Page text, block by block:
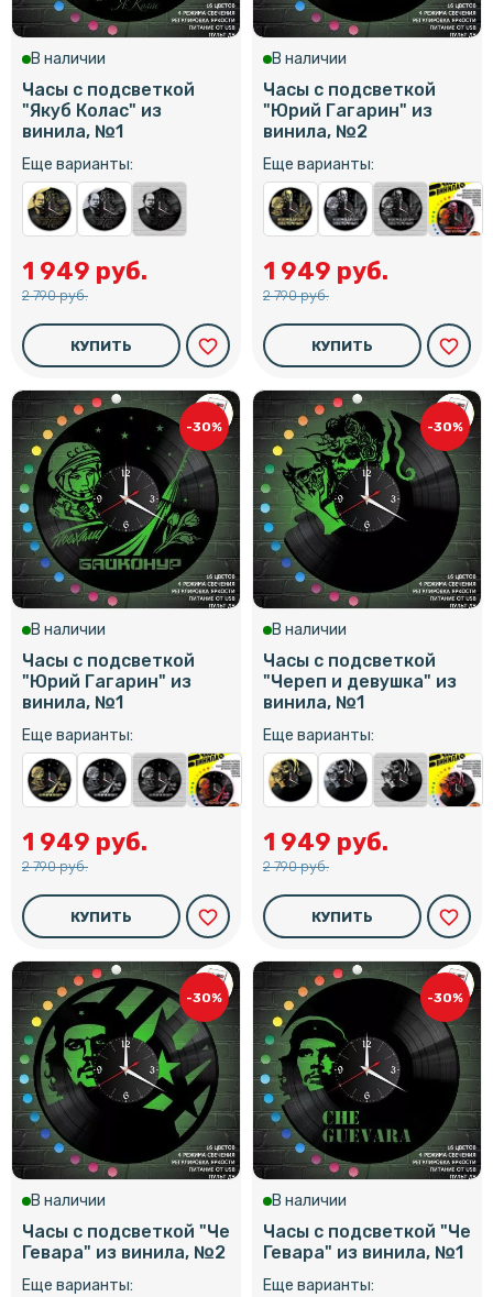
В наличии
Часы с подсветкой
"Якуб Колас" из
винила, №1
Еще варианты:
1 949 руб.
2 790 руб.
КУПИТЬ favorite_border
В наличии
Часы с подсветкой
"Юрий Гагарин" из
винила, №2
Еще варианты:
1 949 руб.
2 790 руб.
КУПИТЬ favorite_border
-30%
В наличии
Часы с подсветкой
"Юрий Гагарин" из
винила, №1
Еще варианты:
1 949 руб.
2 790 руб.
КУПИТЬ favorite_border
-30%
В наличии
Часы с подсветкой
"Череп и девушка" из
винила, №1
Еще варианты:
1 949 руб.
2 790 руб.
КУПИТЬ favorite_border
-30%
В наличии
Часы с подсветкой "Че
Гевара" из винила, №2
Еще варианты:
-30%
В наличии
Часы с подсветкой "Че
Гевара" из винила, №1
Еще варианты: